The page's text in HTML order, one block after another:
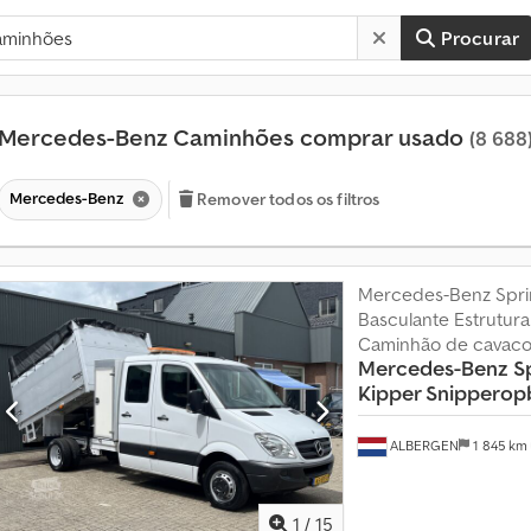
Procurar
Mercedes-Benz Caminhões comprar usado (8 688)
Mercedes-Benz Remover todos os filtros
1 / 15
ALBERGEN 1 845 km
Mercedes-Benz
Basculante
Caminhão de
Mercedes-Benz
Kipper
M